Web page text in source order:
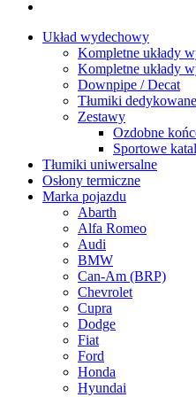
Układ wydechowy
Kompletne układy
Kompletne układy
Downpipe / Decat
Tłumiki dedykowane
Zestawy
Ozdobne
Sportowe
Tłumiki uniwersalne
Osłony termiczne
Marka pojazdu
Abarth
Alfa Romeo
Audi
BMW
Can-Am (BRP)
Chevrolet
Cupra
Dodge
Fiat
Ford
Honda
Hyundai